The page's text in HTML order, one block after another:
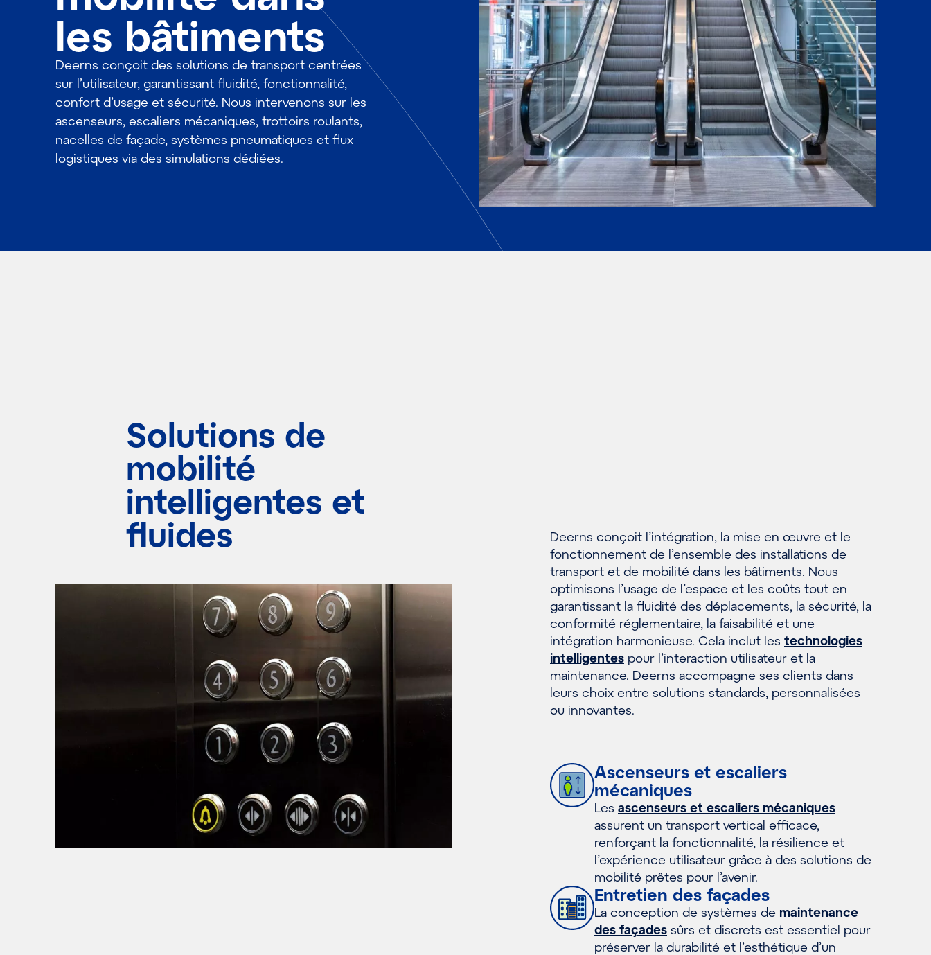
les bâtiments
Deerns conçoit des solutions de transport centrées
sur l’utilisateur, garantissant fluidité, fonctionnalité,
confort d’usage et sécurité. Nous intervenons sur les
ascenseurs, escaliers mécaniques, trottoirs roulants,
nacelles de façade, systèmes pneumatiques et flux
logistiques via des simulations dédiées.
Solutions de
mobilité
intelligentes et
fluides
Deerns conçoit l’intégration, la mise en œuvre et le
fonctionnement de l’ensemble des installations de
transport et de mobilité dans les bâtiments. Nous
optimisons l’usage de l’espace et les coûts tout en
garantissant la fluidité des déplacements, la sécurité, la
conformité réglementaire, la faisabilité et une
intégration harmonieuse. Cela inclut les technologies
intelligentes pour l’interaction utilisateur et la
maintenance. Deerns accompagne ses clients dans
leurs choix entre solutions standards, personnalisées
ou innovantes.
Ascenseurs et escaliers
mécaniques
Les ascenseurs et escaliers mécaniques
assurent un transport vertical efficace,
renforçant la fonctionnalité, la résilience et
l’expérience utilisateur grâce à des solutions de
mobilité prêtes pour l’avenir.
Entretien des façades
La conception de systèmes de maintenance
des façades sûrs et discrets est essentiel pour
préserver la durabilité et l’esthétique d’un